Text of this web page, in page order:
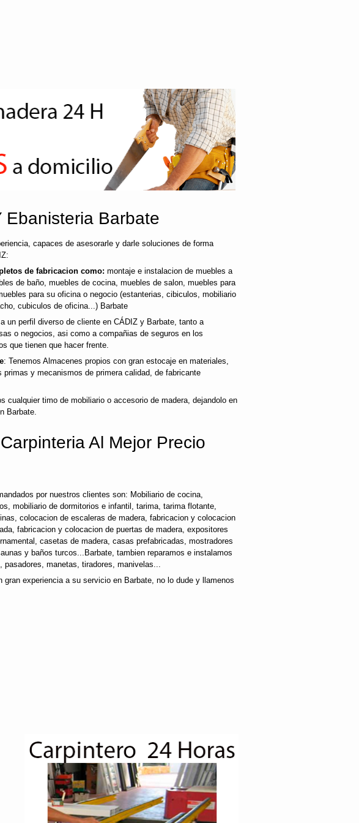
Ebanisteria Barbate
capaces de asesorarle y darle soluciones de forma
de fabricacion como: montaje e instalacion de muebles a
de baño, muebles de cocina, muebles de salon, muebles para
para su oficina o negocio (estanterias, cibiculos, mobiliario
cubiculos de oficina...) Barbate
un perfil diverso de cliente en CÁDIZ y Barbate, tanto a
o negocios, asi como a compañias de seguros en los
que tienen que hacer frente.
: Tenemos Almacenes propios con gran estocaje en materiales,
primas y mecanismos de primera calidad, de fabricante
cualquier timo de mobiliario o accesorio de madera, dejandolo en
Barbate.
Al Mejor Precio
por nuestros clientes son: Mobiliario de cocina,
mobiliario de dormitorios e infantil, tarima, tarima flotante,
colocacion de escaleras de madera, fabricacion y colocacion
fabricacion y colocacion de puertas de madera, expositores
casetas de madera, casas prefabricadas, mostradores
y baños turcos...Barbate, tambien reparamos e instalamos
pasadores, manetas, tiradores, manivelas...
gran experiencia a su servicio en Barbate, no lo dude y llamenos